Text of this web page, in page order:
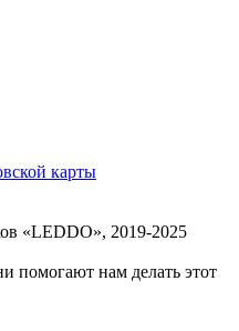
карты
«LEDDO», 2019-2025
помогают нам делать этот